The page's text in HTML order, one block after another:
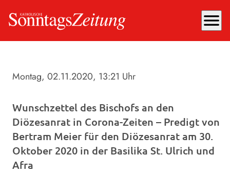
menu
Montag, 02.11.2020, 13:21 Uhr
Wunschzettel des Bischofs an den
Diözesanrat in Corona-Zeiten – Predigt von
Bertram Meier für den Diözesanrat am 30.
Oktober 2020 in der Basilika St. Ulrich und
Afra